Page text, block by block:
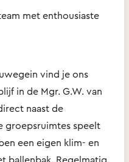
met enthousiaste
vind je ons
in de Mgr. G.W. van
naast de
groepsruimtes speelt
een eigen klim- en
ballenbak. Regelmatig